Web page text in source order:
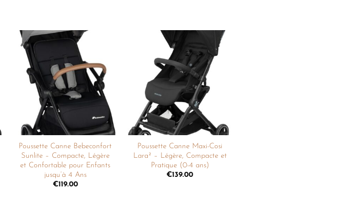
à la
liste de
souhaits
Poussette Canne Bebeconfort
Sunlite – Compacte, Légère
et Confortable pour Enfants
jusqu’à 4 Ans
€119.00
Ajouter
à la
liste de
souhaits
Poussette Canne Maxi-Cosi
Lara² – Légère, Compacte et
Pratique (0-4 ans)
€139.00